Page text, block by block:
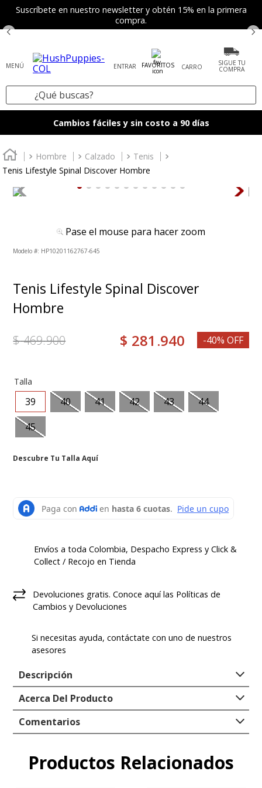
Suscríbete en nuestro newsletter y obtén 15% en la primera
compra.
ENTRAR FAVORITOS SIGUE TU
COMPRA
¿Qué buscas?
Cambios fáciles y sin costo a 90 días
Hombre Calzado
Tenis
Tenis Lifestyle Spinal Discover Hombre
Pase el mouse para hacer zoom
: HP10201162767-645
Tenis Lifestyle Spinal Discover
Hombre
$469.900 $ 281 .940 -40% OFF
Talla
39 40 41 42 43
44
45
Descubre Tu Talla Aquí
Envíos a toda Colombia, Despacho Express y Click &
Collect / Recojo en Tienda
Devoluciones gratis. Conoce aquí las Políticas de
Cambios y Devoluciones
Si necesitas ayuda, contáctate con uno de nuestros
asesores
Descripción
Hush Puppies llega esta temporada plasmando toda
la moda, estilo y comodidad que necesitas en tu día a
día. Nuestras zapatillas masculinas Spinal Discover,
estilo único.
Acerca Del Producto
Tipo
Genero:Hombre
S.A.S.
Registro SIC:900136788-4
Comentarios
Comentarios
Productos Relacionados
1.
tenis mujer
2
zapatos mujer
3 .
zapatos hombre
4.
accesorios
7.
mocasines